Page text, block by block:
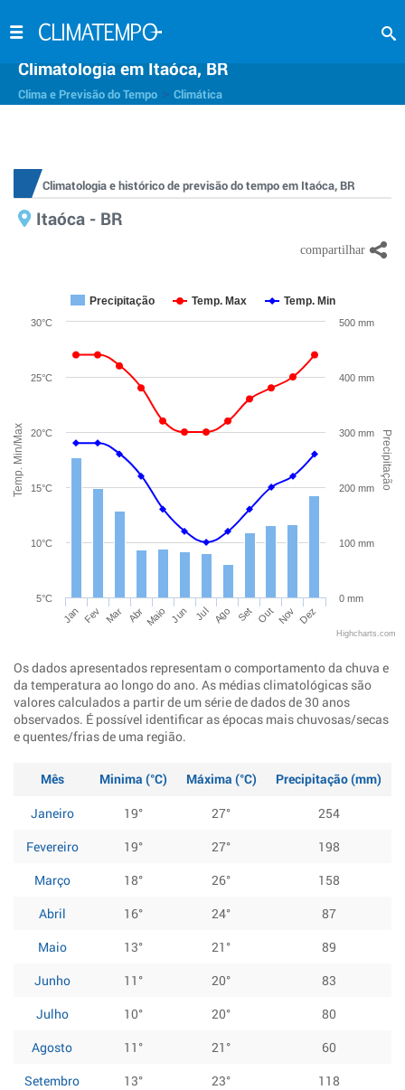
Climatologia em Itaóca, BR
Clima e Previsão do Tempo Climática
Climatologia e histórico de previsão do tempo em Itaóca, BR
Itaóca - BR
Temp. Min/Max Precipitação
Precipitação Temp. Max Temp. Min
Jan Fev Mar Abr Maio Jun Jul Ago Set Out Nov Dez
5°C
10°C
15°C
20°C
25°C
30°C
0 mm
100 mm
200 mm
300 mm
400 mm
500 mm
Highcharts.com
Os dados apresentados representam o comportamento da chuva e
da temperatura ao longo do ano. As médias climatológicas são
valores calculados a partir de um série de dados de 30 anos
observados. É possível identificar as épocas mais chuvosas/secas
e quentes/frias de uma região.
Mês Minima (°C) Máxima (°C)
Precipitação (mm)
Janeiro
19° 27°
254
Fevereiro
19° 27°
198
Março
18° 26°
158
Abril
16° 24°
87
Maio
13° 21°
89
Junho
11° 20°
83
Julho
10° 20°
80
Agosto
11° 21°
60
Setembro
13° 23°
118